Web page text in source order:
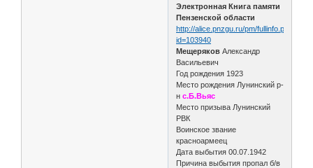
Электронная Книга памяти
Пензенской области
http://alice.pnzgu.ru/pm/fullinfo.php?
id=103940
Мещеряков Александр
Васильевич
Год рождения 1923
Место рождения Лунинский р-
нс.Б.Вьяс
Место призыва Лунинский
РВК
Воинское звание
красноармеец
Дата выбытия 00.07.1942
Причина выбытия пропал б/в